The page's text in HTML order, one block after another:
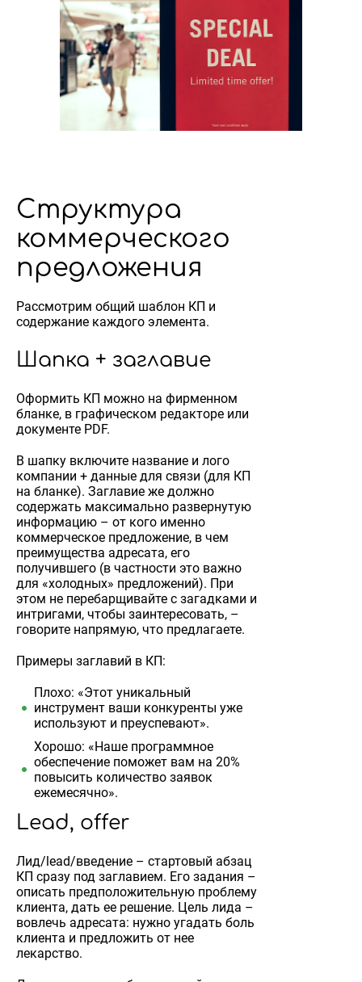
Структура
коммерческого
предложения
Рассмотрим общий шаблон КП и
содержание каждого элемента.
Шапка + заглавие
Оформить КП можно на фирменном
бланке, в графическом редакторе или
документе PDF.
В шапку включите название и лого
компании + данные для связи (для КП
на бланке). Заглавие же должно
содержать максимально развернутую
информацию – от кого именно
коммерческое предложение, в чем
преимущества адресата, его
получившего (в частности это важно
для «холодных» предложений). При
этом не перебарщивайте с загадками и
интригами, чтобы заинтересовать, –
говорите напрямую, что предлагаете.
Примеры заглавий в КП:
Плохо: «Этот уникальный
инструмент ваши конкуренты уже
используют и преуспевают».
Хорошо: «Наше программное
обеспечение поможет вам на 20%
повысить количество заявок
ежемесячно».
Lead, offer
Лид/lead/введение – стартовый абзац
КП сразу под заглавием. Его задания –
описать предположительную проблему
клиента, дать ее решение. Цель лида –
вовлечь адресата: нужно угадать боль
клиента и предложить от нее
лекарство.